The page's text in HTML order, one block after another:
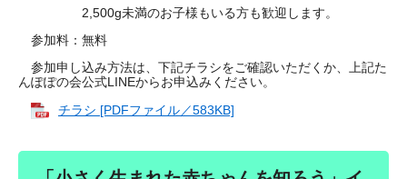
2,500g未満のお子様もいる方も歓迎します。
参加料：無料
参加申し込み方法は、下記チラシをご確認いただくか、上記た
んぽぽの会公式LINEからお申込みください。
チラシ [PDFファイル／583KB]